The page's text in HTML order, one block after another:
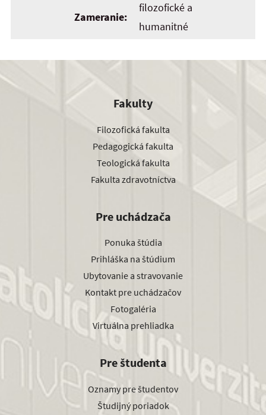
Zameranie:
filozofické a
humanitné
Fakulty
Filozofická fakulta
Pedagogická fakulta
Teologická fakulta
Fakulta zdravotníctva
Pre uchádzača
Ponuka štúdia
Prihláška na štúdium
Ubytovanie a stravovanie
Kontakt pre uchádzačov
Fotogaléria
Virtuálna prehliadka
Pre študenta
Oznamy pre študentov
Študijný poriadok